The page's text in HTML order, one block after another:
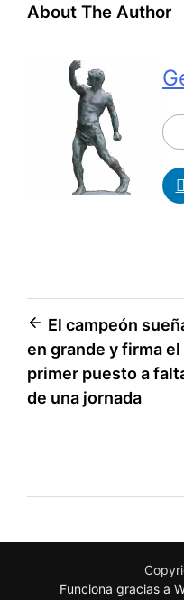
About The Author
El campeón
en grande y firma el
primer puesto a
de una jornada
Funciona gracias a